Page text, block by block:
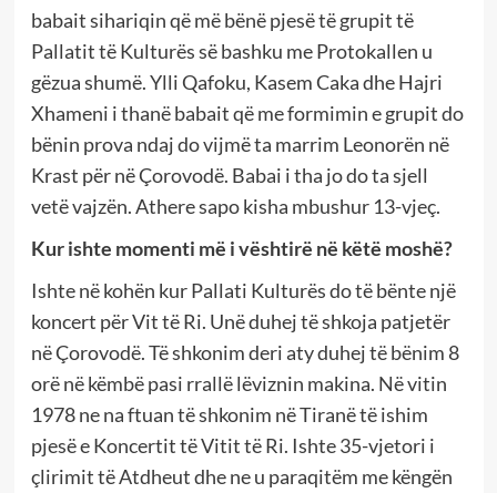
babait sihariqin që më bënë pjesë të grupit të
Pallatit të Kulturës së bashku me Protokallen u
gëzua shumë. Ylli Qafoku, Kasem Caka dhe Hajri
Xhameni i thanë babait që me formimin e grupit do
bënin prova ndaj do vijmë ta marrim Leonorën në
Krast për në Çorovodë. Babai i tha jo do ta sjell
vetë vajzën. Athere sapo kisha mbushur 13-vjeç.
Kur ishte momenti më i vështirë në këtë moshë?
Ishte në kohën kur Pallati Kulturës do të bënte një
koncert për Vit të Ri. Unë duhej të shkoja patjetër
në Çorovodë. Të shkonim deri aty duhej të bënim 8
orë në këmbë pasi rrallë lëviznin makina. Në vitin
1978 ne na ftuan të shkonim në Tiranë të ishim
pjesë e Koncertit të Vitit të Ri. Ishte 35-vjetori i
çlirimit të Atdheut dhe ne u paraqitëm me këngën